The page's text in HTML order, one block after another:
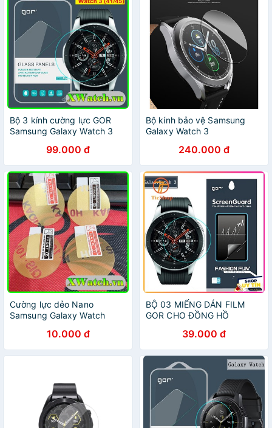
Bộ 3 kính cường lực GOR
Samsung Galaxy Watch 3
99.000 đ
Bộ kính bảo vệ Samsung
Galaxy Watch 3
240.000 đ
Cường lực dẻo Nano
Samsung Galaxy Watch
3 41mm 45mm
10.000 đ
BỘ 03 MIẾNG DÁN FILM
GOR CHO ĐỒNG HỒ
VÀ 45MM39.000 đ